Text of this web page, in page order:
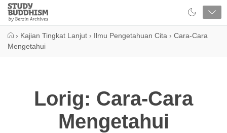
Close
Study
Buddhism
› Kajian Tingkat Lanjut › Ilmu Pengetahuan Cita › Cara-Cara
Mengetahui
Lorig: Cara-Cara
Mengetahui